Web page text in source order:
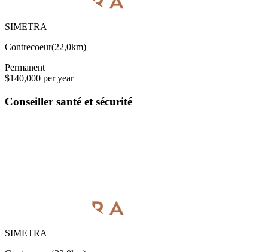
SIMETRA
Contrecoeur(22,0km)
Permanent
$140,000 per year
Conseiller santé et sécurité
SIMETRA